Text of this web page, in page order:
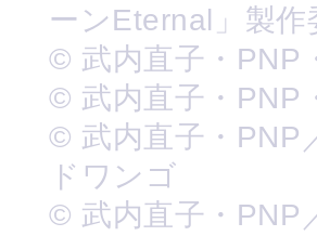
ーンEternal」製作
© 武内直子・PNP
© 武内直子・PNP
© 武内直子・PNP
ドワンゴ
© 武内直子・PNP